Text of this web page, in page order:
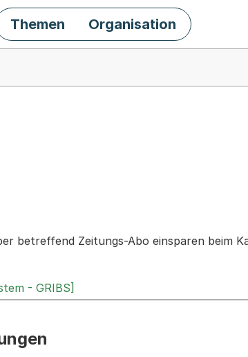
Themen Organisation
betreffend Zeitungs-Abo einsparen beim
- GRIBS]